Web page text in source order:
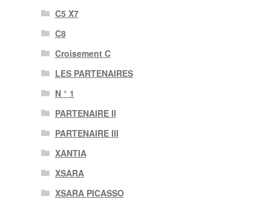
C5 X7
C8
Croisement C
LES PARTENAIRES
N ° 1
PARTENAIRE II
PARTENAIRE III
XANTIA
XSARA
XSARA PICASSO